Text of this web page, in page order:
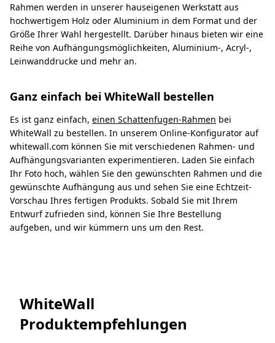
Rahmen werden in unserer hauseigenen Werkstatt aus
hochwertigem Holz oder Aluminium in dem Format und der
Größe Ihrer Wahl hergestellt. Darüber hinaus bieten wir eine
Reihe von Aufhängungsmöglichkeiten, Aluminium-, Acryl-,
Leinwanddrucke und mehr an.
Ganz einfach bei WhiteWall bestellen
Es ist ganz einfach, einen Schattenfugen-Rahmen bei
WhiteWall zu bestellen. In unserem Online-Konfigurator auf
whitewall.com können Sie mit verschiedenen Rahmen- und
Aufhängungsvarianten experimentieren. Laden Sie einfach
Ihr Foto hoch, wählen Sie den gewünschten Rahmen und die
gewünschte Aufhängung aus und sehen Sie eine Echtzeit-
Vorschau Ihres fertigen Produkts. Sobald Sie mit Ihrem
Entwurf zufrieden sind, können Sie Ihre Bestellung
aufgeben, und wir kümmern uns um den Rest.
WhiteWall
Produktempfehlungen